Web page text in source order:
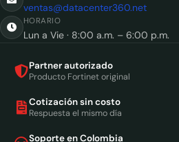
ventas@datacenter360.net
HORARIO
Lun a Vie · 8:00 a.m. – 6:00 p.m.
Partner autorizado
Producto Fortinet original
Cotización sin costo
Respuesta el mismo día
Soporte en Colombia